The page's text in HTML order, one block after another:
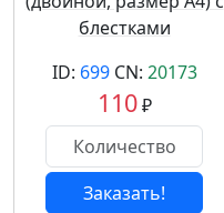
блестками
ID: 699CN: 20173
110₽
Заказать!